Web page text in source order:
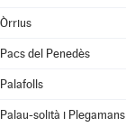
Òrrius
Pacs del Penedès
Palafolls
Palau-solità i Plegamans